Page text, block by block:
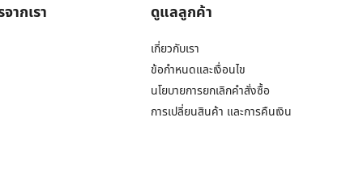
ากเรา ดูแลลูกค้า
เกี่ยวกับเรา
ข้อกำหนดและเงื่อนไข
นโยบายการยกเลิกคำสั่งซื้อ
การเปลี่ยนสินค้า และการคืนเงิน